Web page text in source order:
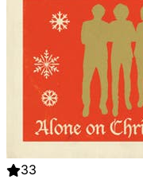
33